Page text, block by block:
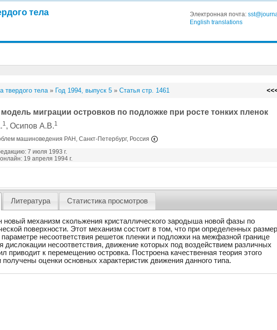
тела Электронная почта:
English translations
твердого тела» Год 1994, выпуск 5 »Статья стр. 1461
миграции островков по подложке при росте тонких пленок
1, Осипов А.В.1
машиноведения РАН, Санкт-Петербург, Россия
7 июля 1993 г.
19 апреля 1994 г.
Литература Статистика просмотров
новый механизм скольжения кристаллического зародыша новой фазы по
поверхности. Этот механизм состоит в том, что при определенных
параметре несоответствия решеток пленки и подложки на межфазной границе
дислокации несоответствия, движение которых под воздействием различных
приводит к перемещению островка. Построена качественная теория этого
получены оценки основных характеристик движения данного типа.